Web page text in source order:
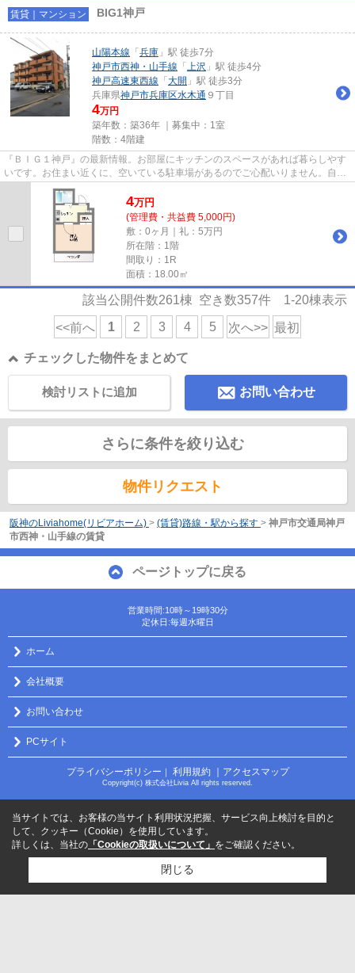
賃貸｜マンション BIG1神戸
山陽本線 「 兵庫 」駅 徒歩7分
神戸市西神・山手線 「 上沢 」駅 徒歩4分
神戸高速東西線 「 大開 」駅 徒歩3分
兵庫県神戸市兵庫区水木通 ９丁目
4万円
築年数：築36年 ｜募集中： 1室
階数：4階建
『ＢＩＧ１神戸』の最新情報。お部屋にキッチンのスペースがあれば暮らしやす
いです。お住まい近くに、空いている駐車場があるのでご心配いりません。自由
なレイアウトが出来る、鉄筋...
4万円
(管理費・共益費 5,000円)
敷：0ヶ月｜礼：5万円
所在階：1階
間取り：1R
面積：18.00㎡
該当公開件数261棟 空き数357件 1-20棟表示
<<前へ 1 2 3 4 5 次へ>> 最初
チェックした物件をまとめて
お問い合わせ
検討リストに追加
さらに条件を絞り込む
物件リクエスト
阪神のLiviahome(リビアホーム) > (賃貸)路線・駅から探す > 神戸市交通局神戸
市西神・山手線の賃貸
ページトップに戻る
営業時間:10時～19時30分
定休日:毎週水曜日
ホーム
会社概要
お問い合わせ
PCサイト
プライバシーポリシー ｜ 利用規約 ｜アクセスマップ
Copyright(c) 株式会社Livia All rights reserved.
当サイトでは、お客様の当サイト利用状況把握、サービス向上検討を目的と
して、クッキー（Cookie）を使用しています。
詳しくは、当社の 「Cookieの取扱いについて」 をご確認ください。
閉じる